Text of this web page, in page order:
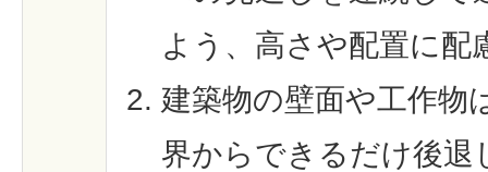
よう、高さや配置に配
建築物の壁面や工作物
界からできるだけ後退